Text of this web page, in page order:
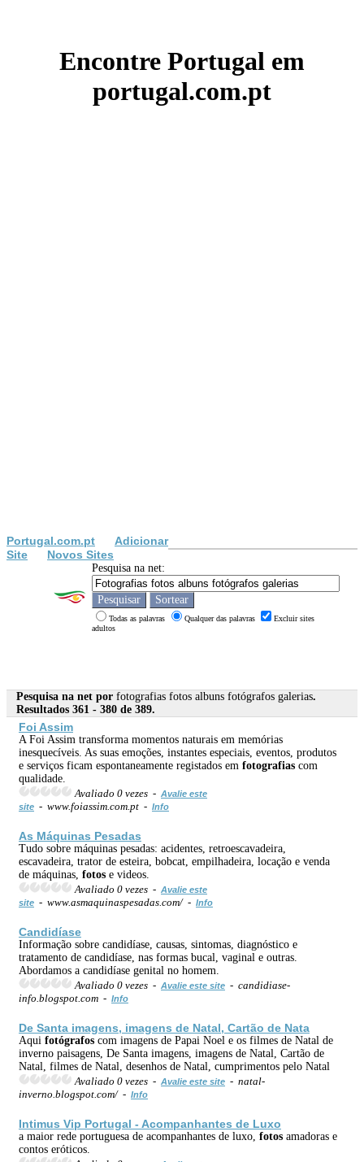
Encontre Portugal em
portugal.com.pt
Portugal.com.pt
Adicionar
Site
Novos Sites
Pesquisa na net:
Todas as palavras Qualquer das palavras
Excluir sites
adultos
Pesquisa na net por fotografias fotos albuns fotógrafos galerias.
Resultados 361 - 380 de 389.
Foi Assim
A Foi Assim transforma momentos naturais em memórias
inesquecíveis. As suas emoções, instantes especiais, eventos, produtos
e serviços ficam espontaneamente registados em fotografias com
qualidade.
Avaliado 0 vezes - Avalie este
site - www.foiassim.com.pt - Info
As Máquinas Pesadas
Tudo sobre máquinas pesadas: acidentes, retroescavadeira,
escavadeira, trator de esteira, bobcat, empilhadeira, locação e venda
de máquinas, fotos e videos.
Avaliado 0 vezes - Avalie este
site - www.asmaquinaspesadas.com/ - Info
Candidíase
Informação sobre candidíase, causas, sintomas, diagnóstico e
tratamento de candidíase, nas formas bucal, vaginal e outras.
Abordamos a candidíase genital no homem.
Avaliado 0 vezes - Avalie este site - candidiase-
info.blogspot.com - Info
De Santa imagens, imagens de Natal, Cartão de Nata
Aqui fotógrafos com imagens de Papai Noel e os filmes de Natal de
inverno paisagens, De Santa imagens, imagens de Natal, Cartão de
Natal, filmes de Natal, desenhos de Natal, cumprimentos pelo Natal
Avaliado 0 vezes - Avalie este site - natal-
inverno.blogspot.com/ - Info
Intimus Vip Portugal - Acompanhantes de Luxo
a maior rede portuguesa de acompanhantes de luxo, fotos amadoras e
contos eróticos.